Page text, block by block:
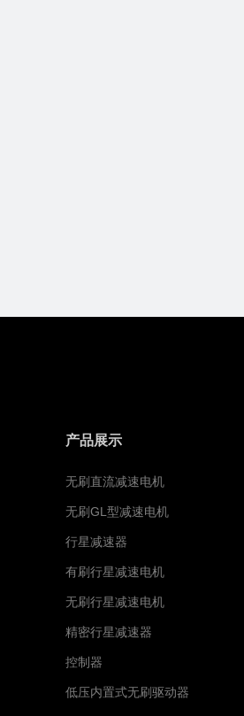
产品展示
无刷直流减速电机
无刷GL型减速电机
行星减速器
有刷行星减速电机
无刷行星减速电机
精密行星减速器
控制器
低压内置式无刷驱动器